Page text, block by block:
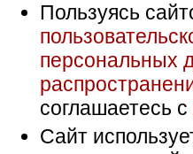
Пользуясь
персональных
соглашаетесь с
Сайт